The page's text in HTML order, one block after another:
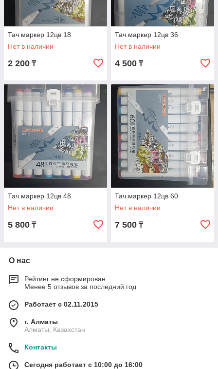
Тач маркер 12цв 18
Нет в наличии
2 200 ₸
Тач маркер 12цв 36
Нет в наличии
4 500 ₸
Тач маркер 12цв 48
Нет в наличии
5 800 ₸
Тач маркер 12цв 60
Нет в наличии
7 500 ₸
О нас
Рейтинг не сформирован
Менее 5 отзывов за последний год
Работает с 02.11.2015
г. Алматы
Алматы, Казахстан
Контакты
Сегодня работает с 10:00 до 16:00